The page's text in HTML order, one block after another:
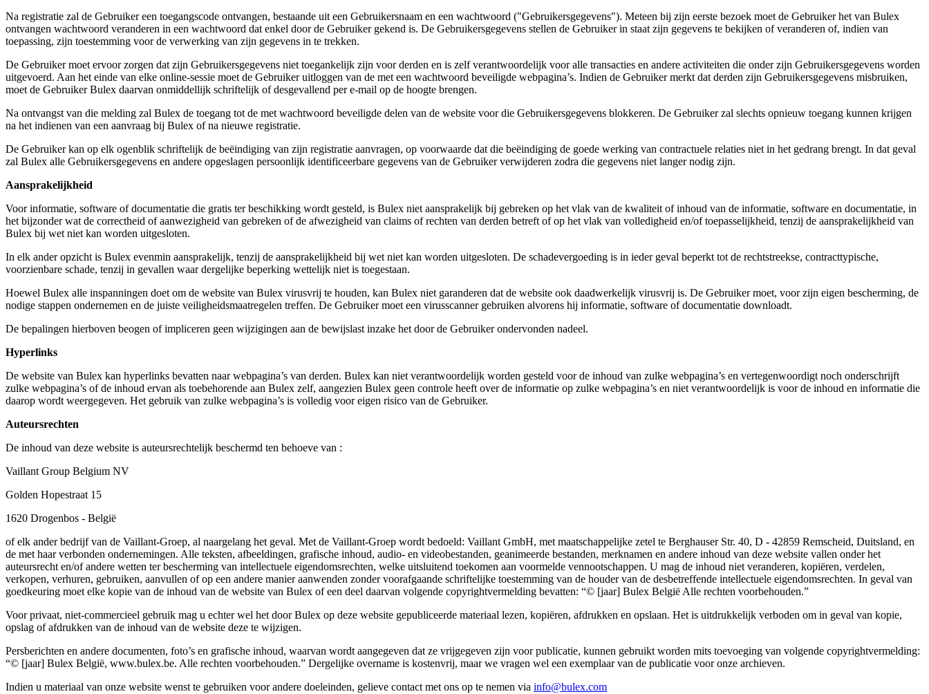
Na registratie zal de Gebruiker een toegangscode ontvangen, bestaande uit een Gebruikersnaam en een wachtwoord ("Gebruikersgegevens"). Meteen bij zijn eerste bezoek moet de Gebruiker het van Bulex
ontvangen wachtwoord veranderen in een wachtwoord dat enkel door de Gebruiker gekend is. De Gebruikersgegevens stellen de Gebruiker in staat zijn gegevens te bekijken of veranderen of, indien van
toepassing, zijn toestemming voor de verwerking van zijn gegevens in te trekken.
De Gebruiker moet ervoor zorgen dat zijn Gebruikersgegevens niet toegankelijk zijn voor derden en is zelf verantwoordelijk voor alle transacties en andere activiteiten die onder zijn Gebruikersgegevens worden
uitgevoerd. Aan het einde van elke online-sessie moet de Gebruiker uitloggen van de met een wachtwoord beveiligde webpagina’s. Indien de Gebruiker merkt dat derden zijn Gebruikersgegevens misbruiken,
moet de Gebruiker Bulex daarvan onmiddellijk schriftelijk of desgevallend per e-mail op de hoogte brengen.
Na ontvangst van die melding zal Bulex de toegang tot de met wachtwoord beveiligde delen van de website voor die Gebruikersgegevens blokkeren. De Gebruiker zal slechts opnieuw toegang kunnen krijgen
na het indienen van een aanvraag bij Bulex of na nieuwe registratie.
De Gebruiker kan op elk ogenblik schriftelijk de beëindiging van zijn registratie aanvragen, op voorwaarde dat die beëindiging de goede werking van contractuele relaties niet in het gedrang brengt. In dat geval
zal Bulex alle Gebruikersgegevens en andere opgeslagen persoonlijk identificeerbare gegevens van de Gebruiker verwijderen zodra die gegevens niet langer nodig zijn.
Aansprakelijkheid
Voor informatie, software of documentatie die gratis ter beschikking wordt gesteld, is Bulex niet aansprakelijk bij gebreken op het vlak van de kwaliteit of inhoud van de informatie, software en documentatie, in
het bijzonder wat de correctheid of aanwezigheid van gebreken of de afwezigheid van claims of rechten van derden betreft of op het vlak van volledigheid en/of toepasselijkheid, tenzij de aansprakelijkheid van
Bulex bij wet niet kan worden uitgesloten.
In elk ander opzicht is Bulex evenmin aansprakelijk, tenzij de aansprakelijkheid bij wet niet kan worden uitgesloten. De schadevergoeding is in ieder geval beperkt tot de rechtstreekse, contracttypische,
voorzienbare schade, tenzij in gevallen waar dergelijke beperking wettelijk niet is toegestaan.
Hoewel Bulex alle inspanningen doet om de website van Bulex virusvrij te houden, kan Bulex niet garanderen dat de website ook daadwerkelijk virusvrij is. De Gebruiker moet, voor zijn eigen bescherming, de
nodige stappen ondernemen en de juiste veiligheidsmaatregelen treffen. De Gebruiker moet een virusscanner gebruiken alvorens hij informatie, software of documentatie downloadt.
De bepalingen hierboven beogen of impliceren geen wijzigingen aan de bewijslast inzake het door de Gebruiker ondervonden nadeel.
Hyperlinks
De website van Bulex kan hyperlinks bevatten naar webpagina’s van derden. Bulex kan niet verantwoordelijk worden gesteld voor de inhoud van zulke webpagina’s en vertegenwoordigt noch onderschrijft
zulke webpagina’s of de inhoud ervan als toebehorende aan Bulex zelf, aangezien Bulex geen controle heeft over de informatie op zulke webpagina’s en niet verantwoordelijk is voor de inhoud en informatie die
daarop wordt weergegeven. Het gebruik van zulke webpagina’s is volledig voor eigen risico van de Gebruiker.
Auteursrechten
De inhoud van deze website is auteursrechtelijk beschermd ten behoeve van :
Vaillant Group Belgium NV
Golden Hopestraat 15
1620 Drogenbos - België
of elk ander bedrijf van de Vaillant-Groep, al naargelang het geval. Met de Vaillant-Groep wordt bedoeld: Vaillant GmbH, met maatschappelijke zetel te Berghauser Str. 40, D - 42859 Remscheid, Duitsland, en
de met haar verbonden ondernemingen. Alle teksten, afbeeldingen, grafische inhoud, audio- en videobestanden, geanimeerde bestanden, merknamen en andere inhoud van deze website vallen onder het
auteursrecht en/of andere wetten ter bescherming van intellectuele eigendomsrechten, welke uitsluitend toekomen aan voormelde vennootschappen. U mag de inhoud niet veranderen, kopiëren, verdelen,
verkopen, verhuren, gebruiken, aanvullen of op een andere manier aanwenden zonder voorafgaande schriftelijke toestemming van de houder van de desbetreffende intellectuele eigendomsrechten. In geval van
goedkeuring moet elke kopie van de inhoud van de website van Bulex of een deel daarvan volgende copyrightvermelding bevatten: “© [jaar] Bulex België Alle rechten voorbehouden.”
Voor privaat, niet-commercieel gebruik mag u echter wel het door Bulex op deze website gepubliceerde materiaal lezen, kopiëren, afdrukken en opslaan. Het is uitdrukkelijk verboden om in geval van kopie,
opslag of afdrukken van de inhoud van de website deze te wijzigen.
Persberichten en andere documenten, foto’s en grafische inhoud, waarvan wordt aangegeven dat ze vrijgegeven zijn voor publicatie, kunnen gebruikt worden mits toevoeging van volgende copyrightvermelding:
“© [jaar] Bulex België, www.bulex.be. Alle rechten voorbehouden.” Dergelijke overname is kostenvrij, maar we vragen wel een exemplaar van de publicatie voor onze archieven.
Indien u materiaal van onze website wenst te gebruiken voor andere doeleinden, gelieve contact met ons op te nemen via info@bulex.com